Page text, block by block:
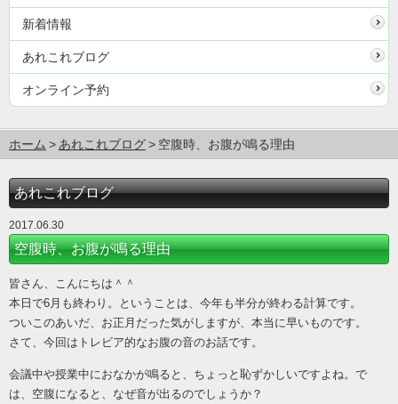
新着情報
あれこれブログ
オンライン予約
ホーム あれこれブログ 空腹時、お腹が鳴る理由
あれこれブログ
2017.06.30
空腹時、お腹が鳴る理由
皆さん、こんにちは＾＾
本日で6月も終わり。ということは、今年も半分が終わる計算です。
ついこのあいだ、お正月だった気がしますが、本当に早いものです。
さて、今回はトレビア的なお腹の音のお話です。
会議中や授業中におなかが鳴ると、ちょっと恥ずかしいですよね。で
は、空腹になると、なぜ音が出るのでしょうか？